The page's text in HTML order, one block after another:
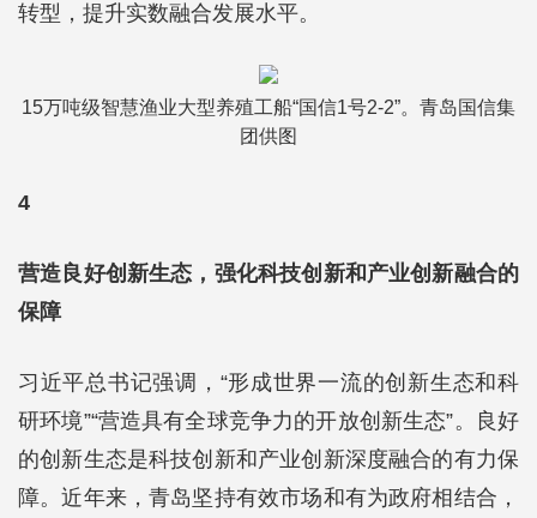
转型，提升实数融合发展水平。
15万吨级智慧渔业大型养殖工船“国信1号2-2”。青岛国信集
团供图
4
营造良好创新生态，强化科技创新和产业创新融合的
保障
习近平总书记强调，“形成世界一流的创新生态和科
研环境”“营造具有全球竞争力的开放创新生态”。良好
的创新生态是科技创新和产业创新深度融合的有力保
障。近年来，青岛坚持有效市场和有为政府相结合，